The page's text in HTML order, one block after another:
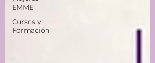
EMME
Cursos y
Formación